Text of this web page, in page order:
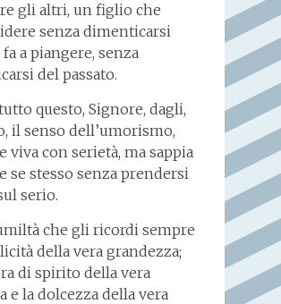
gli altri, un figlio che
senza dimenticarsi
a piangere, senza
del passato.
questo, Signore, dagli,
il senso dell’umorismo,
viva con serietà, ma sappia
se stesso senza prendersi
serio.
che gli ricordi sempre
della vera grandezza;
di spirito della vera
e la dolcezza della vera